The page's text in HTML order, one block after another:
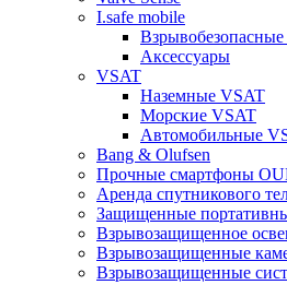
I.safe mobile
Аксессуары
VSAT
Наземные VSAT
Морские VSAT
Автомобильные
Bang & Olufsen
Прочные смартфоны
Аренда спутникового
Защищенные
Взрывозащищенное
Взрывозащищенные
Взрывозащищенные